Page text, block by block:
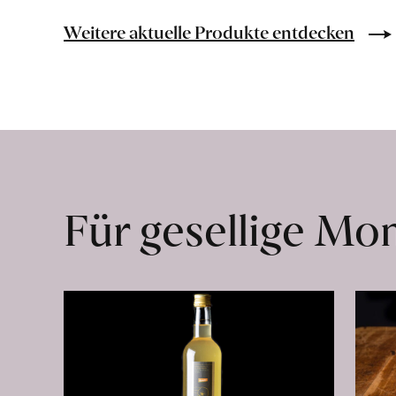
Lebensmittel
ab
Weitere aktuelle Produkte entdecken
Für gesellige